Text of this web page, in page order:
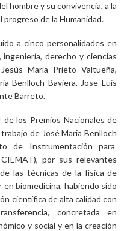
hombre y su convivencia, a la
de la Humanidad.
a cinco personalidades en
ingeniería, derecho y ciencias
María Prieto Valtueña,
Benlloch Baviera, Jose Luis
Barreto.
los Premios Nacionales de
de José Maria Benlloch
de Instrumentación para
por sus relevantes
las técnicas de la física de
en biomedicina, habiendo sido
científica de alta calidad con
concretada en
y social y en la creación